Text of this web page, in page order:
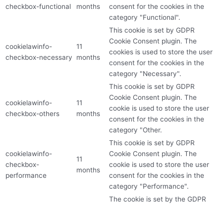
checkbox-functional
months
consent for the cookies in the
category "Functional".
cookielawinfo-
checkbox-necessary
11
months
This cookie is set by GDPR
Cookie Consent plugin. The
cookies is used to store the user
consent for the cookies in the
category "Necessary".
cookielawinfo-
checkbox-others
11
months
This cookie is set by GDPR
Cookie Consent plugin. The
cookie is used to store the user
consent for the cookies in the
category "Other.
cookielawinfo-
checkbox-
performance
11
months
This cookie is set by GDPR
Cookie Consent plugin. The
cookie is used to store the user
consent for the cookies in the
category "Performance".
The cookie is set by the GDPR